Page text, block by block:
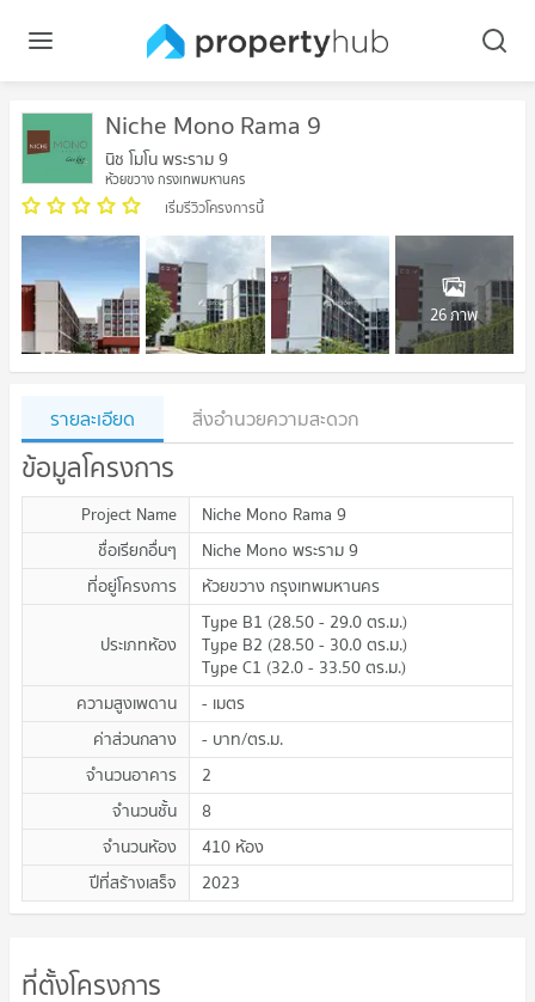
Niche Mono Rama 9
นิช โมโน พระราม 9
ห้วยขวาง กรุงเทพมหานคร
เริ่มรีวิวโครงการนี้
26 ภาพ
รายละเอียด สิ่งอำนวยความสะดวก
ข้อมูลโครงการ
Project Name
Niche Mono Rama 9
ชื่อเรียกอื่นๆ
Niche Mono พระราม 9
ที่อยู่โครงการ
ห้วยขวาง กรุงเทพมหานคร
ประเภทห้อง
Type B1 (28.50 - 29.0ตร.ม.)
Type B2 (28.50 - 30.0ตร.ม.)
Type C1 (32.0 - 33.50ตร.ม.)
ความสูงเพดาน
- เมตร
ค่าส่วนกลาง
- บาท/ตร.ม.
จำนวนอาคาร
2
จำนวนชั้น
8
จำนวนห้อง
410 ห้อง
ปีที่สร้างเสร็จ
2023
ที่ตั้งโครงการ